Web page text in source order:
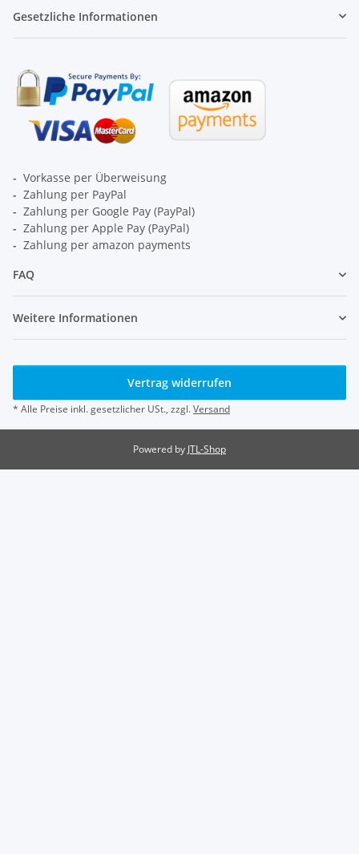
Gesetzliche Informationen
- Vorkasse per Überweisung
- Zahlung per PayPal
- Zahlung per Google Pay (PayPal)
- Zahlung per Apple Pay (PayPal)
- Zahlung per amazon payments
FAQ
Weitere Informationen
Vertrag widerrufen
* Alle Preise inkl. gesetzlicher USt., zzgl.Versand
Powered by JTL-Shop